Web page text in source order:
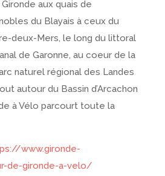
aux quais de
du Blayais à ceux du
deux-Mers, le long du littoral
de Garonne, au coeur de la
naturel régional des Landes
autour du Bassin d’Arcachon
à Vélo parcourt toute la
www.gironde-
de-gironde-a-velo/